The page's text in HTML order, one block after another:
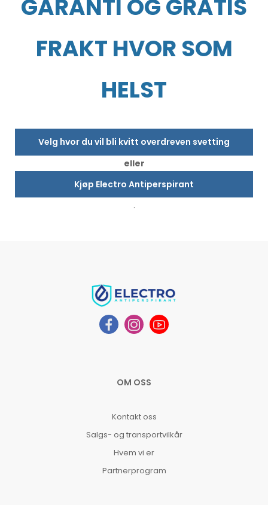
GARANTI OG GRATIS
FRAKT HVOR SOM
HELST
Velg hvor du vil bli kvitt overdreven svetting
eller
Kjøp Electro Antiperspirant
.
OM OSS
Kontakt oss
Salgs- og transportvilkår
Hvem vi er
Partnerprogram